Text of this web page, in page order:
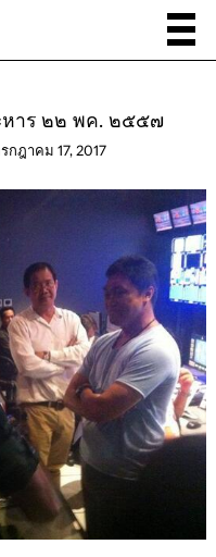
หาร ๒๒ พค. ๒๕๕๗
กฎาคม 17, 2017